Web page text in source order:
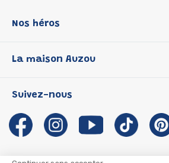
Nos héros
P'tit Loup
Les Influenceuses
Migali
Petite Taupe
La maison Auzou
Notre histoire
Auzou s'engage
Auteurs et illustrateurs Auzou
Suivez-nous